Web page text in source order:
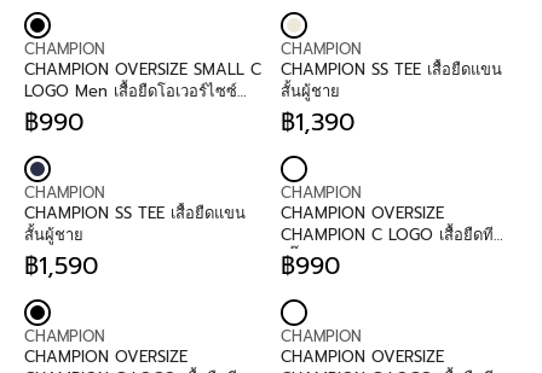
I
C
E
฿
6
9
I
C
E
฿
9
9
:G
U
L
A
R
P
I
C
E
฿
9
9
:G
U
L
A
R
P
I
C
E
฿
9
9
V
E
N
D
O
:
CHAMPION
CHAMPION OVERSIZE SMALL C
LOGO Men เสื้อยืดโอเวอร์ไซซ์
ผู้ชาย
R
G
U
L
A
R
P
I
C
E
฿990
V
E
N
D
O
:
CHAMPION
CHAMPION SS TEE เสื้อยืดแขน
สั้นผู้ชาย
R
G
U
L
A
R
P
I
C
E
฿1,390
V
E
N
D
O
:
CHAMPION
CHAMPION SS TEE เสื้อยืดแขน
สั้นผู้ชาย
R
G
U
L
฿1,590
V
E
N
D
O
:
CHAMPION
CHAMPION OVERSIZE
CHAMPION C LOGO เสื้อยืดที
เชิ๊ตผู้ชาย
R
G
U
L
฿990
V
E
CHAMPION
CHAMPION OVERSIZE
V
E
CHAMPION
CHAMPION OVERSIZE